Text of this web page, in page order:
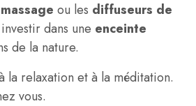
ou les diffuseurs de
dans une enceinte
de la nature.
relaxation et à la méditation.
vous.